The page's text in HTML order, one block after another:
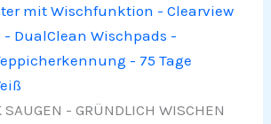
mit Wischfunktion - Clearview
- DualClean Wischpads -
- 75 Tage
SAUGEN - GRÜNDLICH WISCHEN